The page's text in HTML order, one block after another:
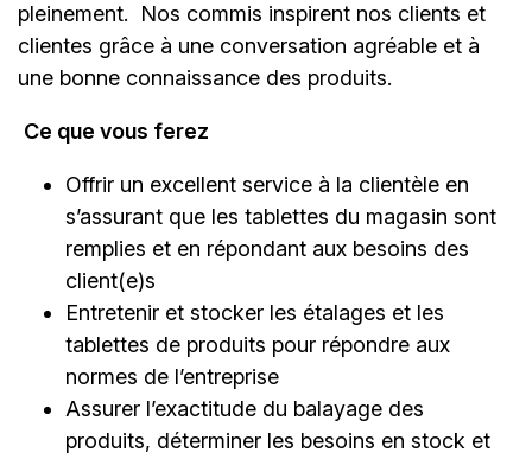
pleinement. Nos commis inspirent nos clients et
clientes grâce à une conversation agréable et à
une bonne connaissance des produits.
Ce que vous ferez
Offrir un excellent service à la clientèle en
s’assurant que les tablettes du magasin sont
remplies et en répondant aux besoins des
client(e)s
Entretenir et stocker les étalages et les
tablettes de produits pour répondre aux
normes de l’entreprise
Assurer l’exactitude du balayage des
produits, déterminer les besoins en stock et